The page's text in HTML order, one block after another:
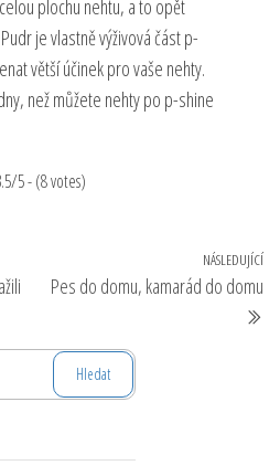
plochu nehtu, a to opět
je vlastně výživová část p-
větší účinek pro vaše nehty.
než můžete nehty po p-shine
5 - (8 votes)
NÁSLEDUJÍCÍ
Pes do domu, kamarád do domu